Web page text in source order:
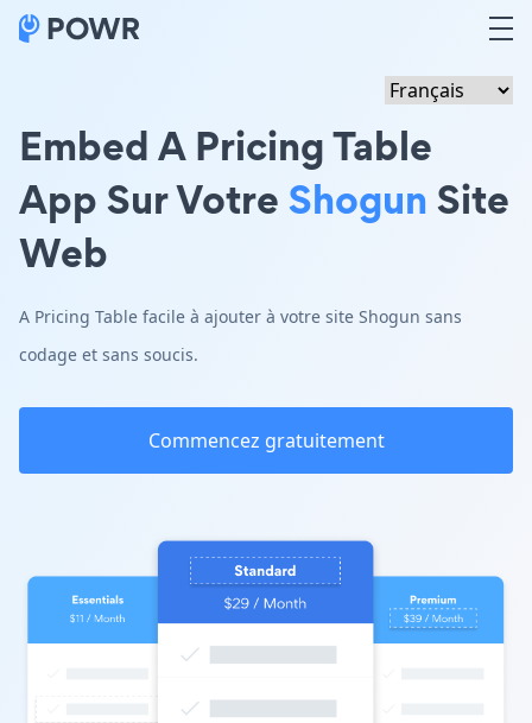
Embed A Pricing Table
App Sur VotreShogunSite
Web
A Pricing Table facile à ajouter à votre site Shogun sans
codage et sans soucis.
Commencez gratuitement